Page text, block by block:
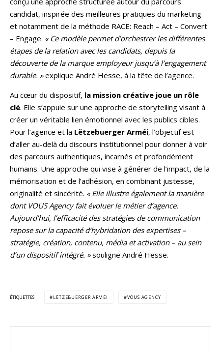
candidat, inspirée des meilleures pratiques du marketing
et notamment de la méthode RACE: Reach – Act – Convert
– Engage. « Ce modèle permet d’orchestrer les différentes
étapes de la relation avec les candidats, depuis la
découverte de la marque employeur jusqu’à l’engagement
durable. »explique André Hesse, à la tête de l’agence.
Au cœur du dispositif, la mission créative joue un rôle
clé. Elle s’appuie sur une approche de storytelling visant à
créer un véritable lien émotionnel avec les publics cibles.
Pour l’agence et la Lëtzebuerger Arméi, l’objectif est
d’aller au-delà du discours institutionnel pour donner à voir
des parcours authentiques, incarnés et profondément
humains. Une approche qui vise à générer de l’impact, de la
mémorisation et de l’adhésion, en combinant justesse,
originalité et sincérité. « Elle illustre également la manière
dont VOUS Agency fait évoluer le métier d’agence.
Aujourd’hui, l’efficacité des stratégies de communication
repose sur la capacité d’hybridation des expertises –
stratégie, création, contenu, média et activation – au sein
d’un dispositif intégré. »souligne André Hesse.
ÉTIQUETTES LËTZEBUERGER ARMÉI VOUS AGENCY